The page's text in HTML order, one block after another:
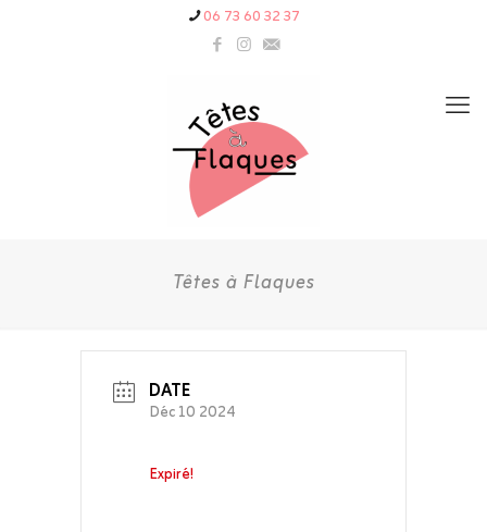
06 73 60 32 37
Têtes à Flaques
DATE
Déc 10 2024
Expiré!